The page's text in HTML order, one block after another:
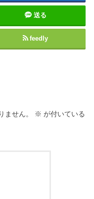
送る
feedly
ません。 ※ が付いている